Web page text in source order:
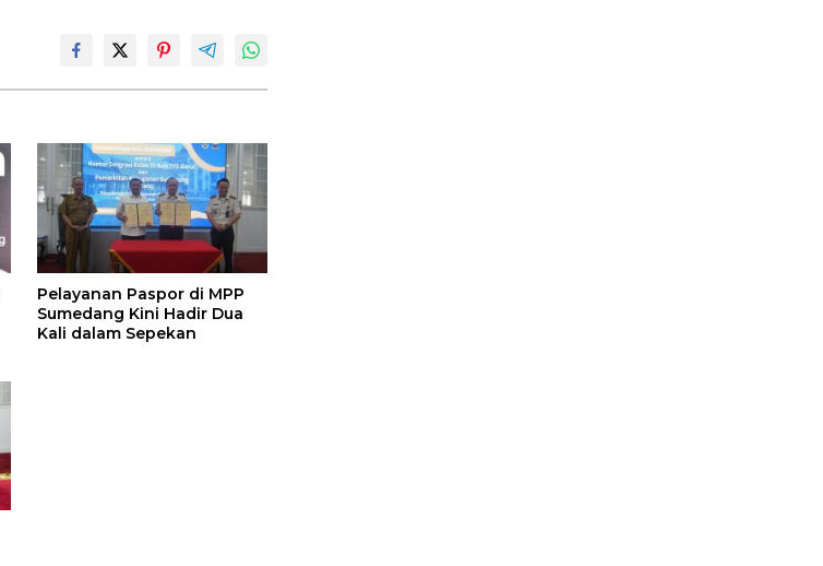
Pelayanan Paspor di MPP
Sumedang Kini Hadir Dua
Kali dalam Sepekan